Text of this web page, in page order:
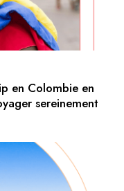
en Colombie en
sereinement